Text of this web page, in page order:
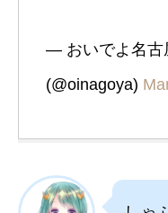
— おいでよ名古
(@oinagoya)